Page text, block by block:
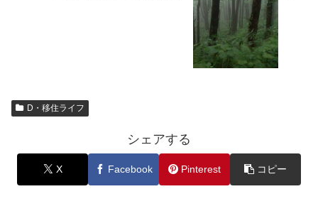
D・移住ライフ
シェアする
X Facebook Pinterest コピー